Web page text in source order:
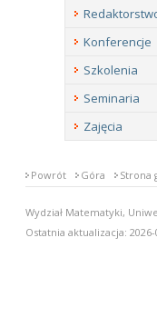
Konferencje
Szkolenia
Seminaria
Zajęcia
Powrót Góra Strona
Wydział Matematyki,
Ostatnia aktualizacja: 2026-